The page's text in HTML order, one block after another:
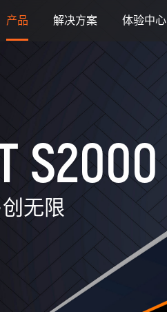
产品 解决方案 体验中心
S2000
无限